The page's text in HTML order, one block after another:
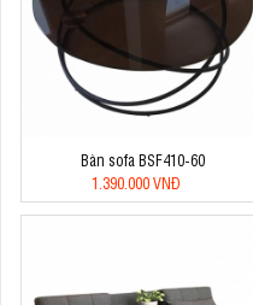
Bàn sofa BSF410-60
1.390.000 VNĐ